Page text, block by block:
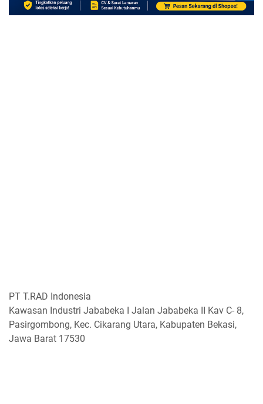
PT T.RAD Indonesia
Kawasan Industri Jababeka I Jalan Jababeka II Kav C- 8,
Pasirgombong, Kec. Cikarang Utara, Kabupaten Bekasi,
Jawa Barat 17530